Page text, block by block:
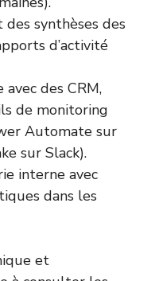
synthèses des
d’activité
des CRM,
de monitoring
Automate sur
sur Slack).
interne avec
dans les
et